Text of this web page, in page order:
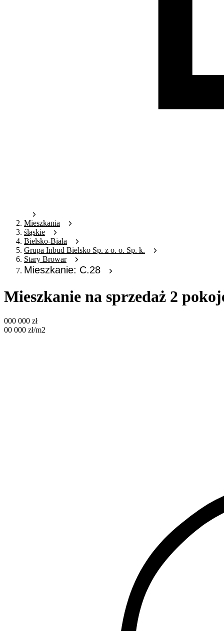
Mieszkania
śląskie
Bielsko-Biała
Grupa Inbud Bielsko Sp. z o. o. Sp. k.
Stary Browar
Mieszkanie: C.28
Mieszkanie na sprzedaż 2
000 000 zł
00 000 zł/m2